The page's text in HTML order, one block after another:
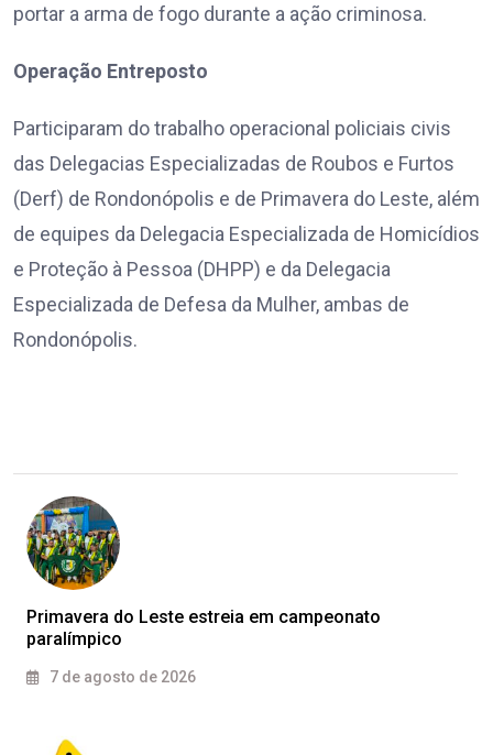
portar a arma de fogo durante a ação criminosa.
Operação Entreposto
Participaram do trabalho operacional policiais civis
das Delegacias Especializadas de Roubos e Furtos
(Derf) de Rondonópolis e de Primavera do Leste, além
de equipes da Delegacia Especializada de Homicídios
e Proteção à Pessoa (DHPP) e da Delegacia
Especializada de Defesa da Mulher, ambas de
Rondonópolis.
Primavera do Leste estreia em campeonato
paralímpico
7 de agosto de 2026